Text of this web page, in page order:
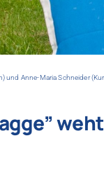
Anne-Maria Schneider